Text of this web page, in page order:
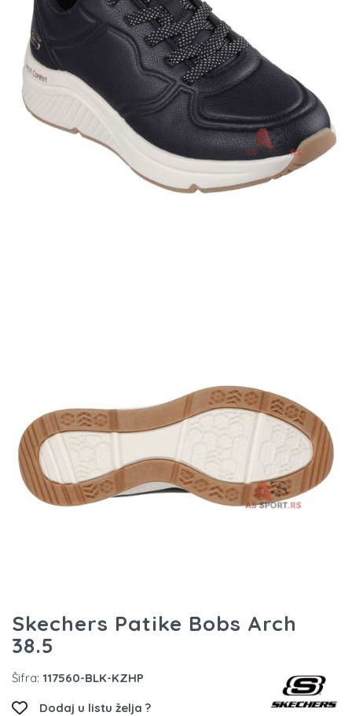
Skechers Patike Bobs Arch
38.5
Šifra: 117560-BLK-KZHP
Dodaj u listu želja ?